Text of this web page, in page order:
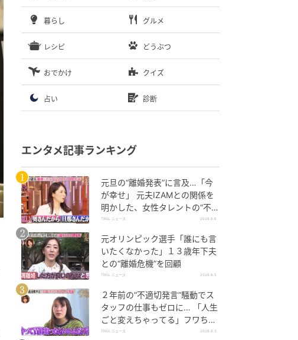
暮らし グルメ
レシピ どうぶつ
おでかけ クイズ
占い 診断
エンタメ記事ランキング
元旦の“離婚発表”に言及…「今
が幸せ」 元夫IZAMとの関係を
明かした、女性タレントの“不思
議な生活”
TRILL ニュース 2026.8.6
元オリンピック選手「誰にも言
いたくなかった」１３歳年下夫
との“離婚危機”を回顧
TRILL ニュース 2026.8.5
２年前の“不適切発言”騒動でス
タッフの仕事もゼロに… 「人生
ごと変えちゃってる」フワちゃ
んが語る新たな決意とは
TRILL ニュース 2026.8.3